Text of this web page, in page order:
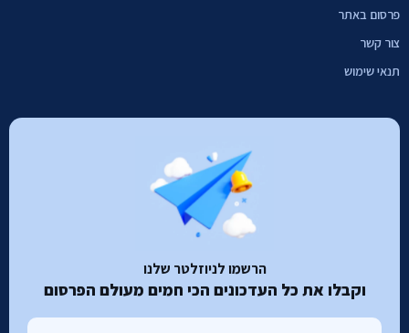
פרסום באתר
צור קשר
תנאי שימוש
הרשמו לניוזלטר שלנו
וקבלו את כל העדכונים הכי חמים מעולם הפרסום